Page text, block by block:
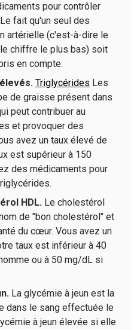
pour contrôler
fait qu'un seul des
artérielle (c'est-à-dire le
chiffre le plus bas) soit
en compte.
Triglycérides Les
de graisse présent dans
peut contribuer au
et provoquer des
avez un taux élevé de
est supérieur à 150
des médicaments pour
HDL. Le cholestérol
de "bon cholestérol" et
du cœur. Vous avez un
taux est inférieur à 40
ou à 50 mg/dL si
La glycémie à jeun est la
dans le sang effectuée le
à jeun élevée si elle